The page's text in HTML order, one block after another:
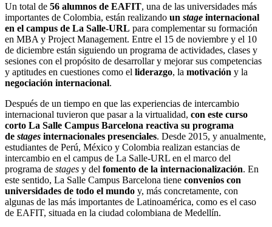
Un total de 56 alumnos de EAFIT, una de las universidades más
importantes de Colombia, están realizando un stage internacional
en el campus de La Salle-URL para complementar su formación
en MBA y Project Management. Entre el 15 de noviembre y el 10
de diciembre están siguiendo un programa de actividades, clases y
sesiones con el propósito de desarrollar y mejorar sus competencias
y aptitudes en cuestiones como el liderazgo, la motivación y la
negociación internacional.
Después de un tiempo en que las experiencias de intercambio
internacional tuvieron que pasar a la virtualidad, con este curso
corto La Salle Campus Barcelona reactiva su programa
de stages internacionales presenciales. Desde 2015, y anualmente,
estudiantes de Perú, México y Colombia realizan estancias de
intercambio en el campus de La Salle-URL en el marco del
programa de stages y del fomento de la internacionalización. En
este sentido, La Salle Campus Barcelona tiene convenios con
universidades de todo el mundo y, más concretamente, con
algunas de las más importantes de Latinoamérica, como es el caso
de EAFIT, situada en la ciudad colombiana de Medellín.